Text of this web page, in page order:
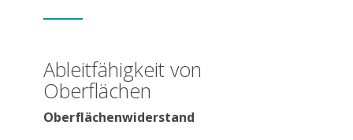
Ableitfähigkeit von
Oberflächen
Oberflächenwiderstand